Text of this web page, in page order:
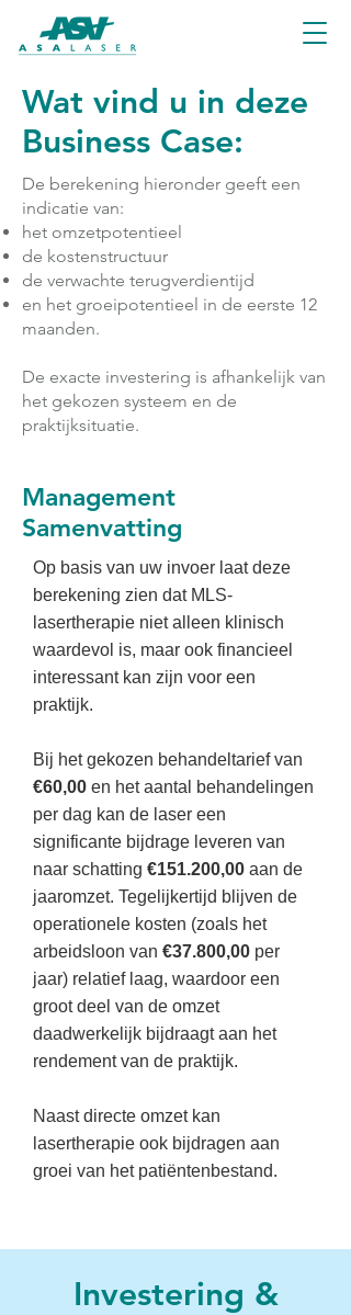
Wat vind u in deze
Business Case:
De berekening hieronder geeft een
indicatie van:
het omzetpotentieel
de kostenstructuur
de verwachte terugverdientijd
en het groeipotentieel in de eerste 12
maanden.
De exacte investering is afhankelijk van
het gekozen systeem en de
praktijksituatie.
Management
Samenvatting
Op basis van uw invoer laat deze
berekening zien dat MLS-
lasertherapie niet alleen klinisch
waardevol is, maar ook financieel
interessant kan zijn voor een
praktijk.
Bij het gekozen behandeltarief van
€60,00 en het aantal behandelingen
per dag kan de laser een
significante bijdrage leveren van
naar schatting €151.200,00 aan de
jaaromzet. Tegelijkertijd blijven de
operationele kosten (zoals het
arbeidsloon van €37.800,00 per
jaar) relatief laag, waardoor een
groot deel van de omzet
daadwerkelijk bijdraagt aan het
rendement van de praktijk.
Naast directe omzet kan
lasertherapie ook bijdragen aan
groei van het patiëntenbestand.
Investering &